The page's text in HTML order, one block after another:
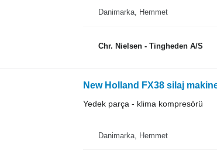
Danimarka, Hemmet
Chr. Nielsen - Tingheden A/S
New Holland FX38 silaj
Yedek parça - klima kompresörü
Danimarka, Hemmet